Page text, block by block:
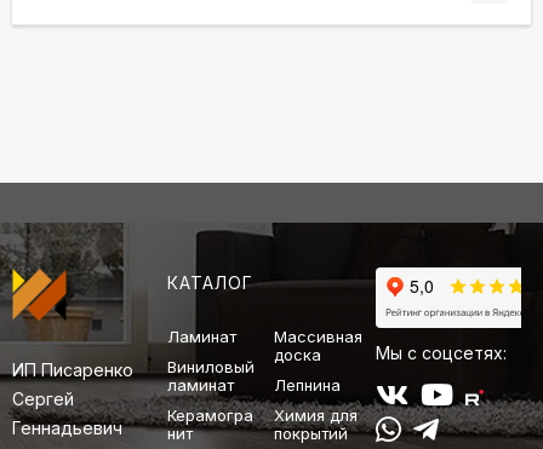
ИП Писаренко
Сергей
Геннадьевич
КАТАЛОГ
Ламинат
Виниловый
ламинат
Керамогра
нит
Массивная
доска
Лепнина
Химия для
покрытий
Мы с соцсетях: